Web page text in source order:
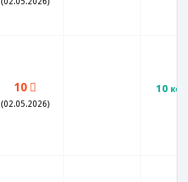
10
(02.05.2026)
10